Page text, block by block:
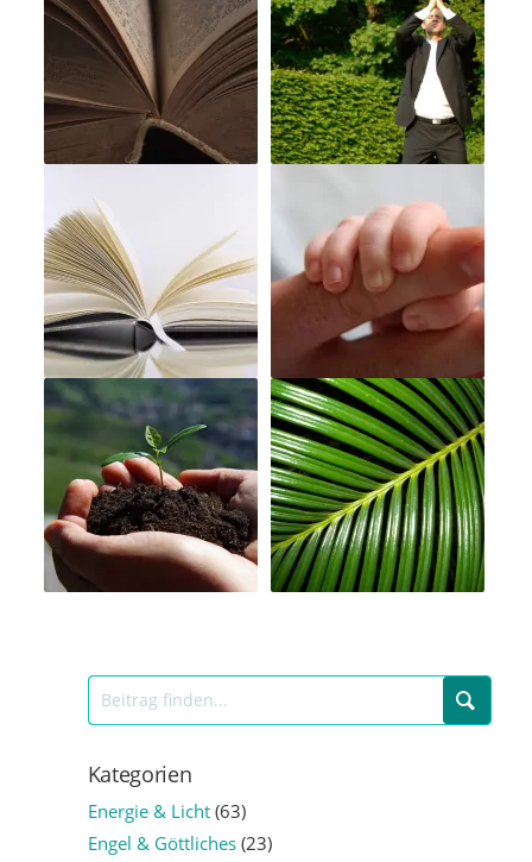
Kategorien
Energie & Licht(63)
Engel & Göttliches(23)